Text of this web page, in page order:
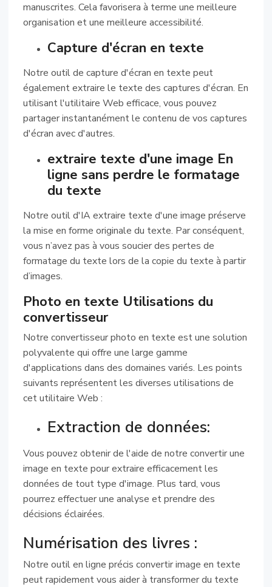
manuscrites. Cela favorisera à terme une meilleure
organisation et une meilleure accessibilité.
Capture d'écran en texte
Notre outil de capture d'écran en texte peut
également extraire le texte des captures d'écran. En
utilisant l'utilitaire Web efficace, vous pouvez
partager instantanément le contenu de vos captures
d'écran avec d'autres.
extraire texte d'une image En
ligne sans perdre le formatage
du texte
Notre outil d'IA extraire texte d'une image préserve
la mise en forme originale du texte. Par conséquent,
vous n’avez pas à vous soucier des pertes de
formatage du texte lors de la copie du texte à partir
d’images.
Photo en texte Utilisations du
convertisseur
Notre convertisseur photo en texte est une solution
polyvalente qui offre une large gamme
d'applications dans des domaines variés. Les points
suivants représentent les diverses utilisations de
cet utilitaire Web :
Extraction de données:
Vous pouvez obtenir de l'aide de notre convertir une
image en texte pour extraire efficacement les
données de tout type d'image. Plus tard, vous
pourrez effectuer une analyse et prendre des
décisions éclairées.
Numérisation des livres :
Notre outil en ligne précis convertir image en texte
peut rapidement vous aider à transformer du texte